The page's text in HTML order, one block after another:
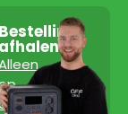
Bestelling
afhalen?